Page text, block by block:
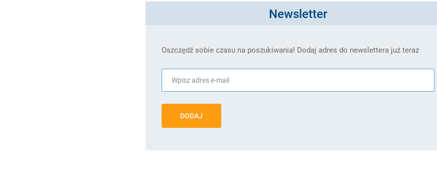
Newsletter
Oszczędź sobie czasu na poszukiwania! Dodaj adres do newslettera już teraz
DODAJ